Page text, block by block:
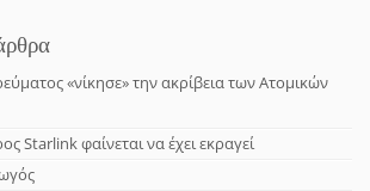
«νίκησε» την ακρίβεια των Ατομικών
Starlink φαίνεται να έχει εκραγεί